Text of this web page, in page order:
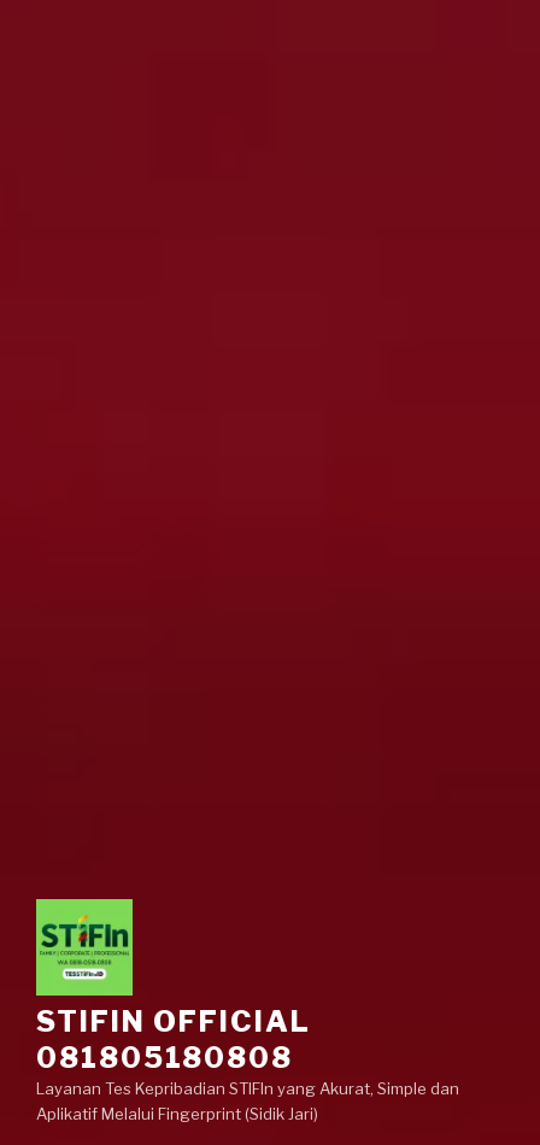
STIFIN OFFICIAL
081805180808
Layanan Tes Kepribadian STIFIn yang Akurat, Simple dan
Aplikatif Melalui Fingerprint (Sidik Jari)